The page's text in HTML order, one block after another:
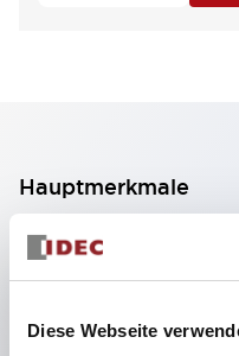
Diese Webseite
Hauptmerkmale
2-Kontakt-Block mit
Kontakt-
Isolierung zwischen